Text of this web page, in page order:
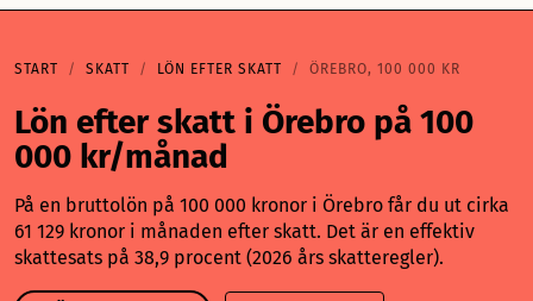
START SKATT LÖN EFTER SKATT ÖREBRO, 100 000 KR
Lön efter skatt i Örebro på 100
000 kr/månad
På en bruttolön på 100 000 kronor i Örebro får du ut cirka
61 129 kronor i månaden efter skatt. Det är en effektiv
skattesats på 38,9 procent (2026 års skatteregler).